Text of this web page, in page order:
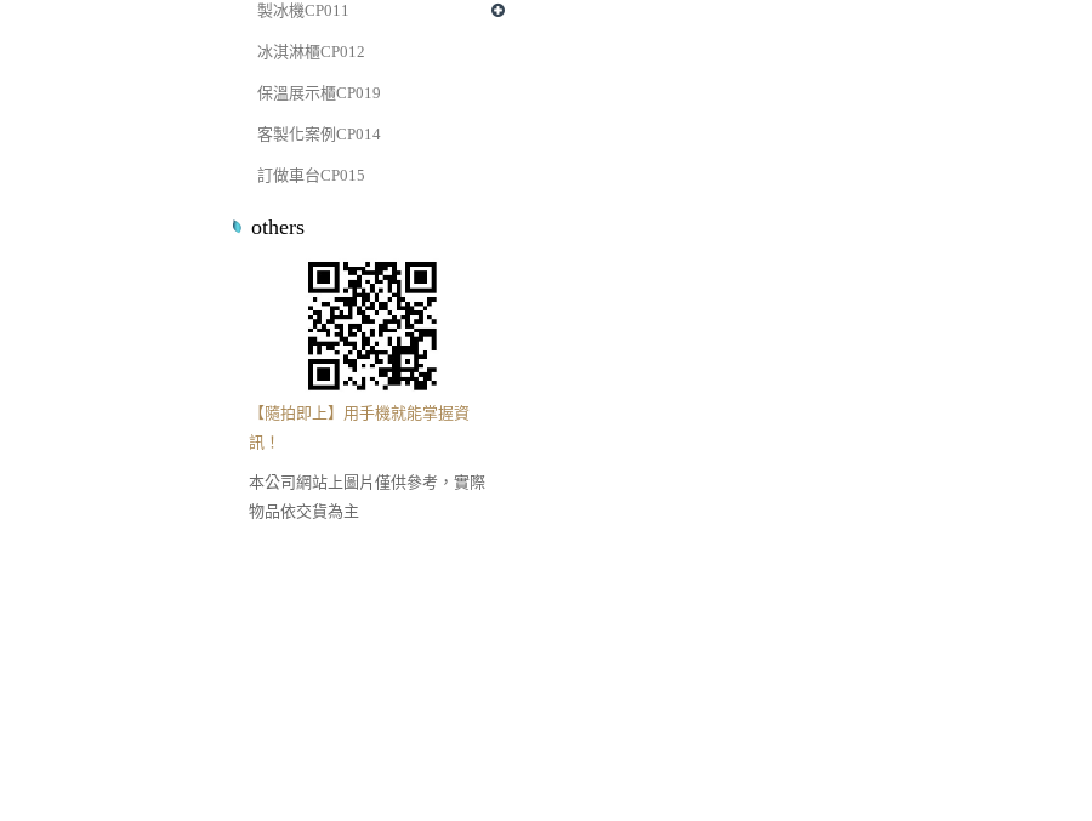
製冰機CP011
冰淇淋櫃CP012
保溫展示櫃CP019
客製化案例CP014
訂做車台CP015
others
【隨拍即上】用手機就能掌握資
訊！
本公司網站上圖片僅供參考，實際
物品依交貨為主